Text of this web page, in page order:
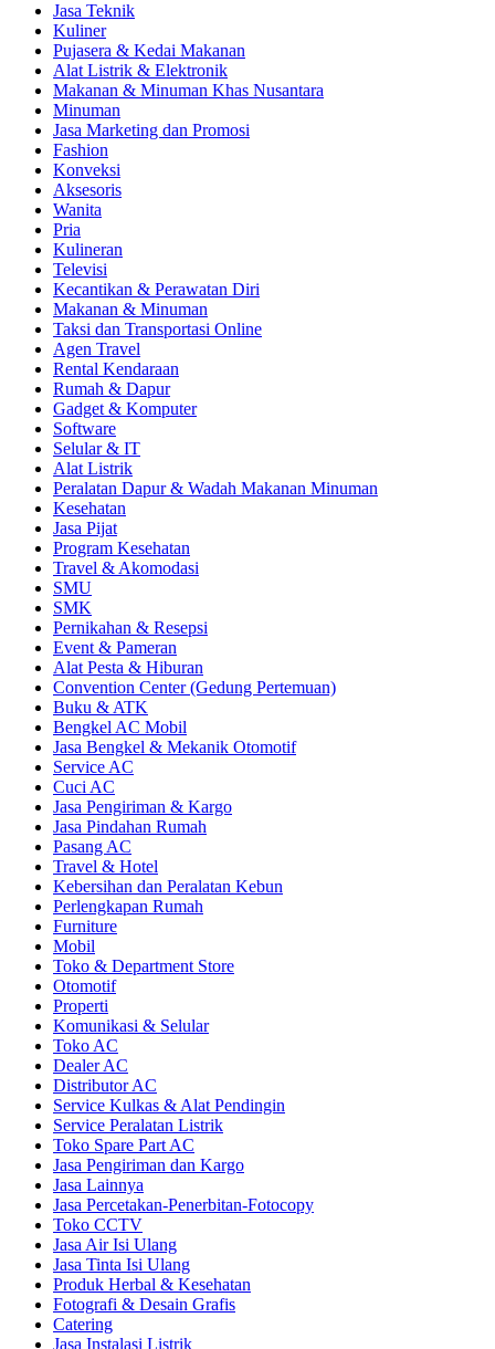
Jasa Teknik
Kuliner
Pujasera & Kedai Makanan
Alat Listrik & Elektronik
Makanan & Minuman Khas Nusantara
Minuman
Jasa Marketing dan Promosi
Fashion
Konveksi
Aksesoris
Wanita
Pria
Kulineran
Televisi
Kecantikan & Perawatan Diri
Makanan & Minuman
Taksi dan Transportasi Online
Agen Travel
Rental Kendaraan
Rumah & Dapur
Gadget & Komputer
Software
Selular & IT
Alat Listrik
Peralatan Dapur & Wadah Makanan Minuman
Kesehatan
Jasa Pijat
Program Kesehatan
Travel & Akomodasi
SMU
SMK
Pernikahan & Resepsi
Event & Pameran
Alat Pesta & Hiburan
Convention Center (Gedung Pertemuan)
Buku & ATK
Bengkel AC Mobil
Jasa Bengkel & Mekanik Otomotif
Service AC
Cuci AC
Jasa Pengiriman & Kargo
Jasa Pindahan Rumah
Pasang AC
Travel & Hotel
Kebersihan dan Peralatan Kebun
Perlengkapan Rumah
Furniture
Mobil
Toko & Department Store
Otomotif
Properti
Komunikasi & Selular
Toko AC
Dealer AC
Distributor AC
Service Kulkas & Alat Pendingin
Service Peralatan Listrik
Toko Spare Part AC
Jasa Pengiriman dan Kargo
Jasa Lainnya
Jasa Percetakan-Penerbitan-Fotocopy
Toko CCTV
Jasa Air Isi Ulang
Jasa Tinta Isi Ulang
Produk Herbal & Kesehatan
Fotografi & Desain Grafis
Catering
Jasa Instalasi Listrik